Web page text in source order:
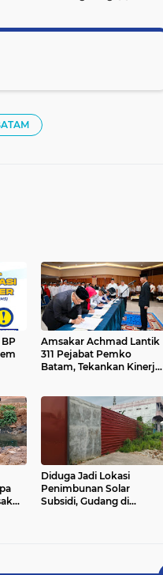
Amsakar Achmad Lantik
311 Pejabat Pemko
Batam, Tekankan Kinerja,
Diduga Jadi Lokasi
Penimbunan Solar
Subsidi, Gudang di